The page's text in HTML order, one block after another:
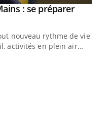
: se préparer
nouveau rythme de vie !
activités en plein air…